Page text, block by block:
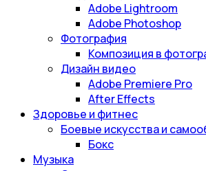
Adobe Lightroom
Adobe Photoshop
Фотография
Композиция в
Дизайн видео
Adobe Premiere Pro
After Effects
Здоровье и фитнес
Боевые искусства и
Бокс
Музыка